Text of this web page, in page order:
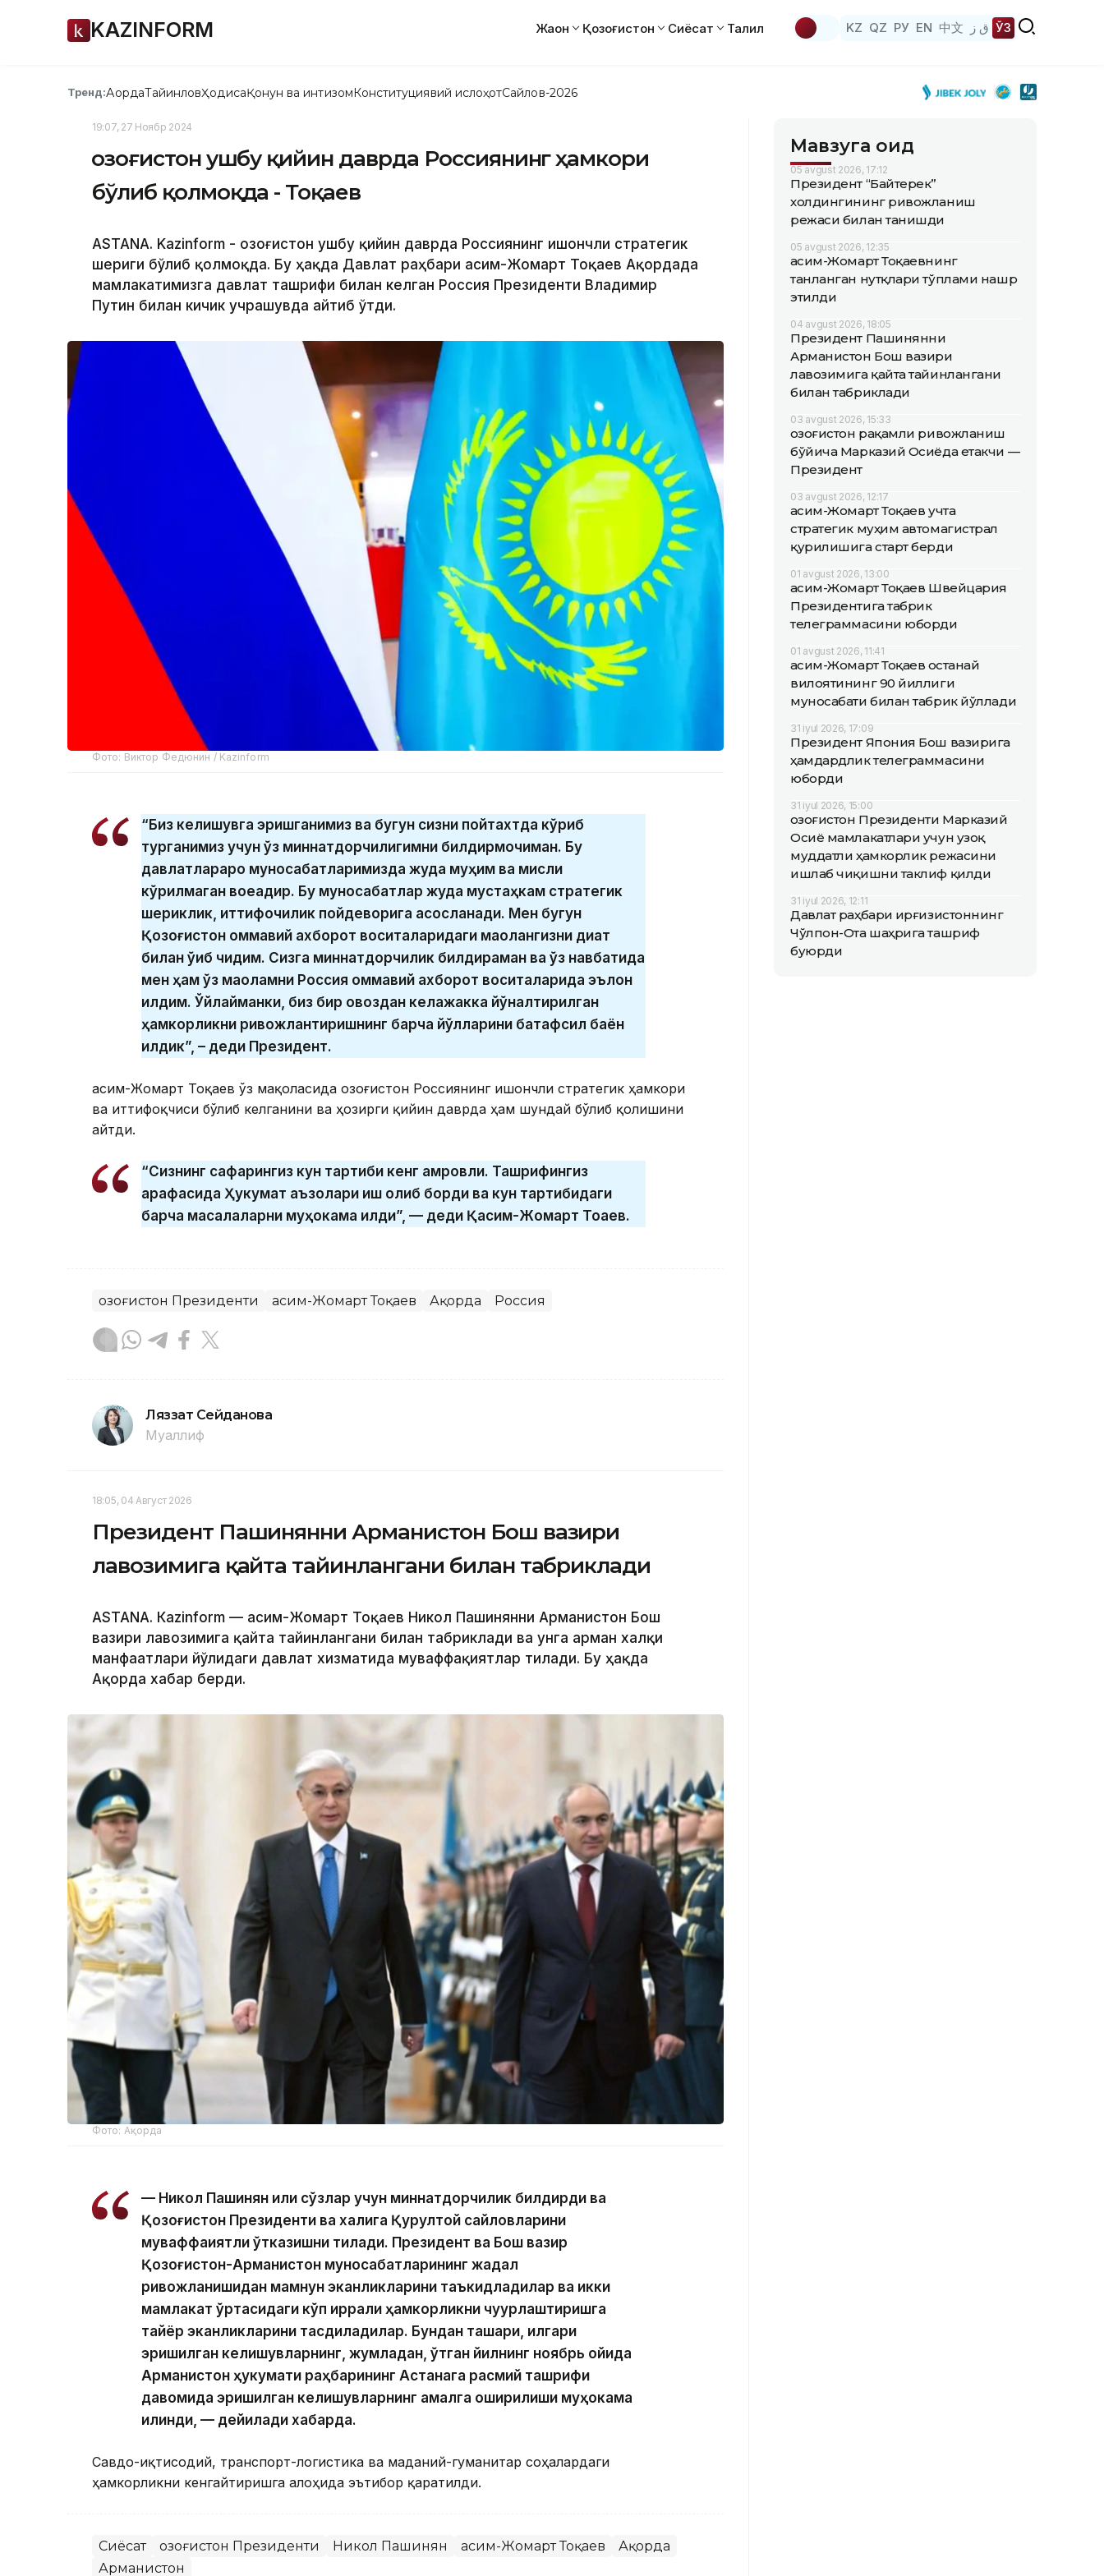
KAZINFORM Жаҳон Қозоғистон Сиёсат Таҳлил KZ QZ РУ EN 中文 ق ز ЎЗ
Тренд:АқордаТайинловҲодисаҚонун ва интизомКонституциявий ислоҳотСайлов-2026
19:07, 27 Ноябр 2024
Қозоғистон ушбу қийин даврда Россиянинг ҳамкори
бўлиб қолмоқда - Тоқаев
ASTANA. Kazinform - Қозоғистон ушбу қийин даврда Россиянинг ишончли стратегик
шериги бўлиб қолмоқда. Бу ҳақда Давлат раҳбари Қасим-Жомарт Тоқаев Ақордада
мамлакатимизга давлат ташрифи билан келган Россия Президенти Владимир
Путин билан кичик учрашувда айтиб ўтди.
Фото: Виктор Федюнин / Kazinform
“Биз келишувга эришганимиз ва бугун сизни пойтахтда кўриб
турганимиз учун ўз миннатдорчилигимни билдирмоқчиман. Бу
давлатлараро муносабатларимизда жуда муҳим ва мисли
кўрилмаган воқеадир. Бу муносабатлар жуда мустаҳкам стратегик
шериклик, иттифоқчилик пойдеворига асосланади. Мен бугун
Қозоғистон оммавий ахборот воситаларидаги мақолангизни диққат
билан ўқиб чиқдим. Сизга миннатдорчилик билдираман ва ўз навбатида
мен ҳам ўз мақоламни Россия оммавий ахборот воситаларида эълон
қилдим. Ўйлайманки, биз бир овоздан келажакка йўналтирилган
ҳамкорликни ривожлантиришнинг барча йўлларини батафсил баён
қилдик”, – деди Президент.
Қасим-Жомарт Тоқаев ўз мақоласида Қозоғистон Россиянинг ишончли стратегик ҳамкори
ва иттифоқчиси бўлиб келганини ва ҳозирги қийин даврда ҳам шундай бўлиб қолишини
айтди.
“Сизнинг сафарингиз кун тартиби кенг қамровли. Ташрифингиз
арафасида Ҳукумат аъзолари иш олиб борди ва кун тартибидаги
барча масалаларни муҳокама қилди”, — деди Қасим-Жомарт Тоқаев.
Қозоғистон Президенти Қасим-Жомарт Тоқаев Ақорда Россия
Ляззат Сейданова
Муаллиф
18:05, 04 Август 2026
Президент Пашинянни Арманистон Бош вазири
лавозимига қайта тайинлангани билан табриклади
ASTANА. Кazinform — Қасим-Жомарт Тоқаев Никол Пашинянни Арманистон Бош
вазири лавозимига қайта тайинлангани билан табриклади ва унга арман халқи
манфаатлари йўлидаги давлат хизматида муваффақиятлар тилади. Бу ҳақда
Ақорда хабар берди.
Фото: Ақорда
— Никол Пашинян илиқ сўзлар учун миннатдорчилик билдирди ва
Қозоғистон Президенти ва халқига Қурултой сайловларини
муваффақиятли ўтказишни тилади. Президент ва Бош вазир
Қозоғистон-Арманистон муносабатларининг жадал
ривожланишидан мамнун эканликларини таъкидладилар ва икки
мамлакат ўртасидаги кўп қиррали ҳамкорликни чуқурлаштиришга
тайёр эканликларини тасдиқладилар. Бундан ташқари, илгари
эришилган келишувларнинг, жумладан, ўтган йилнинг ноябрь ойида
Арманистон ҳукумати раҳбарининг Астанага расмий ташрифи
давомида эришилган келишувларнинг амалга оширилиши муҳокама
қилинди, — дейилади хабарда.
Савдо-иқтисодий, транспорт-логистика ва маданий-гуманитар соҳалардаги
ҳамкорликни кенгайтиришга алоҳида эътибор қаратилди.
Сиёсат Қозоғистон Президенти Никол Пашинян Қасим-Жомарт Тоқаев
Ақорда
Арманистон
Мавзуга оид
05 avgust 2026, 17:12
Президент “Байтерек”
холдингининг ривожланиш
режаси билан танишди
05 avgust 2026, 12:35
Қасим-Жомарт Тоқаевнинг
танланган нутқлари тўплами нашр
этилди
04 avgust 2026, 18:05
Президент Пашинянни
Арманистон Бош вазири
лавозимига қайта тайинлангани
билан табриклади
03 avgust 2026, 15:33
Қозоғистон рақамли ривожланиш
бўйича Марказий Осиёда етакчи —
Президент
03 avgust 2026, 12:17
Қасим-Жомарт Тоқаев учта
стратегик муҳим автомагистрал
қурилишига старт берди
01 avgust 2026, 13:00
Қасим-Жомарт Тоқаев Швейцария
Президентига табрик
телеграммасини юборди
01 avgust 2026, 11:41
Қасим-Жомарт Тоқаев Қостанай
вилоятининг 90 йиллиги
муносабати билан табрик йўллади
31 iyul 2026, 17:09
Президент Япония Бош вазирига
ҳамдардлик телеграммасини
юборди
31 iyul 2026, 15:00
Қозоғистон Президенти Марказий
Осиё мамлакатлари учун узоқ
муддатли ҳамкорлик режасини
ишлаб чиқишни таклиф қилди
31 iyul 2026, 12:11
Давлат раҳбари Қирғизистоннинг
Чўлпон-Ота шаҳрига ташриф
буюрди